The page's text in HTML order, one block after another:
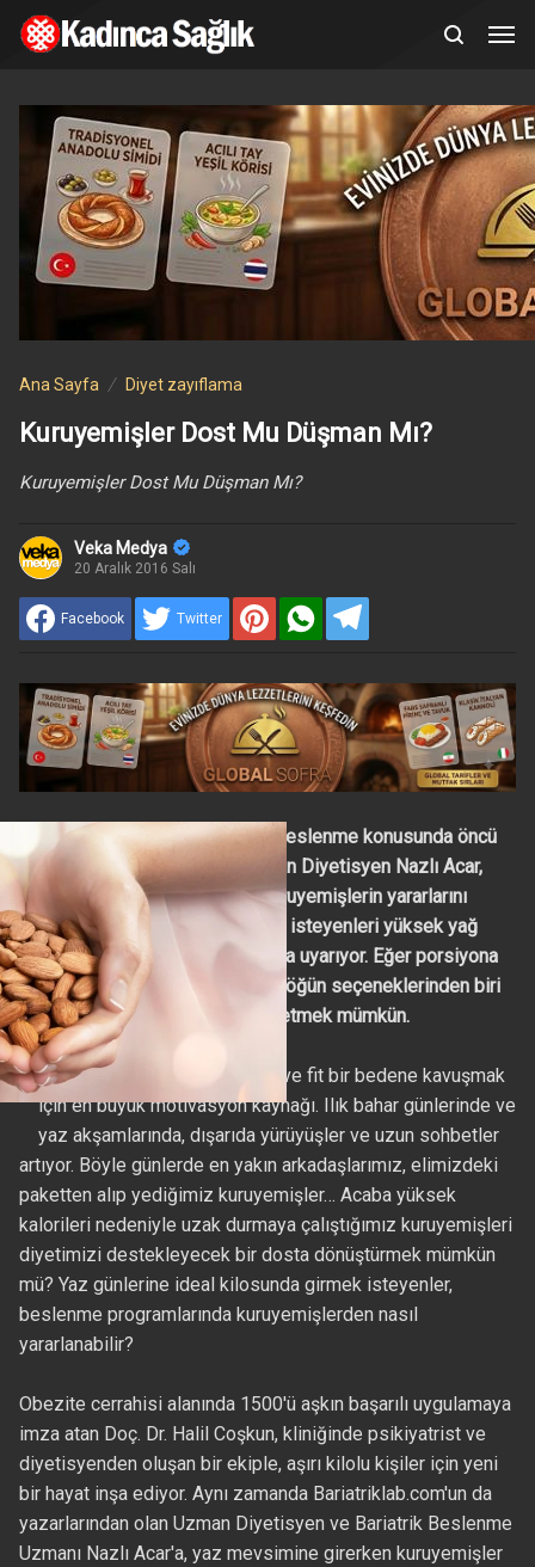
Ana Sayfa Diyet zayıflama
Kuruyemişler Dost Mu Düşman Mı?
Kuruyemişler Dost Mu Düşman Mı?
Veka Medya
20 Aralık 2016 Salı
Facebook Twitter
Türkiye'nin tüp mide sonrası beslenme konusunda öncü
kurumu Bariatriklab' dan Uzman Diyetisyen Nazlı Acar,
vitamin ve mineral deposu kuruyemişlerin yararlarını
sıralarken, sağlıklı beslenmek isteyenleri yüksek yağ
oranları ve kalorileri konusunda uyarıyor. Eğer porsiyona
sadık kalınırsa, en sağlıklı ara öğün seçeneklerinden biri
olan kuruyemişleri keyifle tüketmek mümkün.
Parlayan güneş, daha sağlıklı ve fit bir bedene kavuşmak
için en büyük motivasyon kaynağı. Ilık bahar günlerinde ve
yaz akşamlarında, dışarıda yürüyüşler ve uzun sohbetler
artıyor. Böyle günlerde en yakın arkadaşlarımız, elimizdeki
paketten alıp yediğimiz kuruyemişler… Acaba yüksek
kalorileri nedeniyle uzak durmaya çalıştığımız kuruyemişleri
diyetimizi destekleyecek bir dosta dönüştürmek mümkün
mü? Yaz günlerine ideal kilosunda girmek isteyenler,
beslenme programlarında kuruyemişlerden nasıl
yararlanabilir?
Obezite cerrahisi alanında 1500'ü aşkın başarılı uygulamaya
imza atan Doç. Dr. Halil Coşkun, kliniğinde psikiyatrist ve
diyetisyenden oluşan bir ekiple, aşırı kilolu kişiler için yeni
bir hayat inşa ediyor. Aynı zamanda Bariatriklab.com'un da
yazarlarından olan Uzman Diyetisyen ve Bariatrik Beslenme
Uzmanı Nazlı Acar'a, yaz mevsimine girerken kuruyemişler